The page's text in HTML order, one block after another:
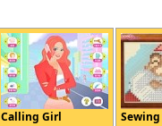
Calling Girl Sewing